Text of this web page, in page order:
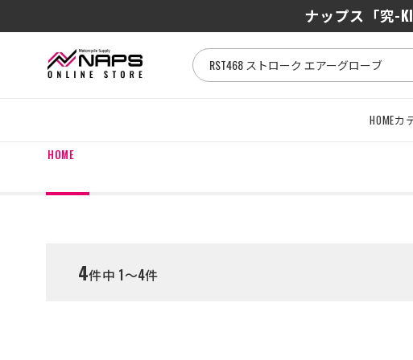
ナップス「究-
SENA J30/J10を徹底
HOMEカ
HOME
4件中 1～4件